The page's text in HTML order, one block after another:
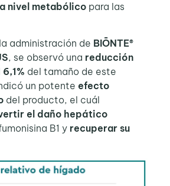
nivel metabólicopara las
administración de BIŌNTE®
, se observó una reducción
6,1% del tamaño de este
un potente efecto
del producto, el cuál
el daño hepático
B1 y recuperar su